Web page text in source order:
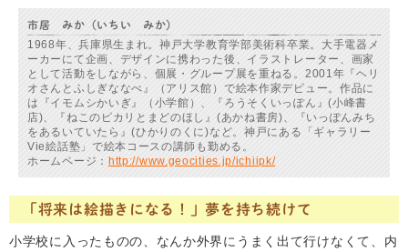
市居 みか（いちい みか）
1968年、兵庫県生まれ。神戸大学教育学部美術科卒業。大手電器メ
ーカーにて企画、デザインに携わった後、イラストレーター、画家
として活動をしながら、個展・グループ展を重ねる。2001年『ヘリ
オさんとふしぎななべ』（アリス館）で絵本作家デビュー。作品に
は『イモムシかいぎ』（小学館）、『ろうそくいっぽん』(小峰書
店)、『ねこのピカリとまどのほし』(あかね書房)、『いっぽんみち
をあるいていたら』(ひかりのくに)など。神戸にある「ギャラリー
Vie絵話塾」で絵本コースの講師も勤める。
ホームページ： http://www.geocities.jp/ichiipk/
「将来は絵描きになる！」夢を持ち続けて
小学校に入ったものの、なんか外界にうまく出て行けなくて、内